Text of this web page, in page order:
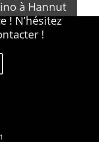
à Hannut
! N’hésitez
!